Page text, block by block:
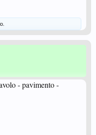
- pavimento -